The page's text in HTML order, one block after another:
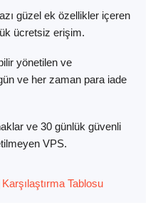
güzel ek özellikler içeren
ücretsiz erişim.
yönetilen ve
ve her zaman para iade
ve 30 günlük güvenli
VPS.
Karşılaştırma Tablosu